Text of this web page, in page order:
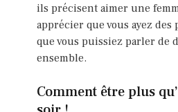
ils précisent aimer une
apprécier que vous ayez
que vous puissiez parler de
ensemble.
Comment être plus